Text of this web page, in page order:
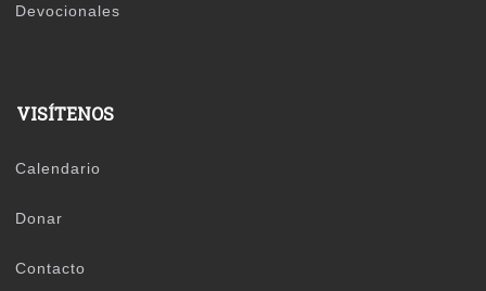
Devocionales
VISÍTENOS
Calendario
Donar
Contacto